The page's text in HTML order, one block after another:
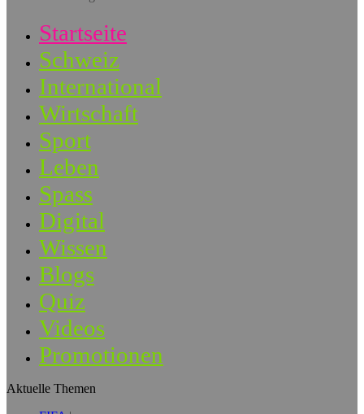
Startseite
Schweiz
International
Wirtschaft
Sport
Leben
Spass
Digital
Wissen
Blogs
Quiz
Videos
Promotionen
Aktuelle Themen